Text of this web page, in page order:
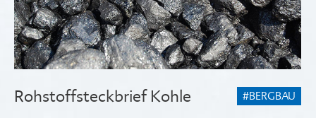
#BERGBAU
Rohstoffsteckbrief Kohle